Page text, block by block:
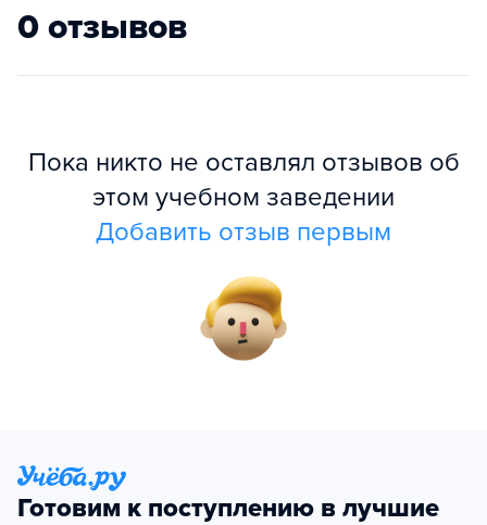
0 отзывов
Пока никто не оставлял отзывов об
этом учебном заведении
Добавить отзыв первым
Готовим к поступлению в лучшие